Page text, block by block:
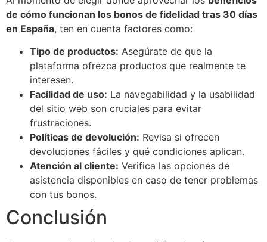
de cómo funcionan los bonos de fidelidad tras 30 días
en España, ten en cuenta factores como:
Tipo de productos: Asegúrate de que la
plataforma ofrezca productos que realmente te
interesen.
Facilidad de uso: La navegabilidad y la usabilidad
del sitio web son cruciales para evitar
frustraciones.
Políticas de devolución: Revisa si ofrecen
devoluciones fáciles y qué condiciones aplican.
Atención al cliente: Verifica las opciones de
asistencia disponibles en caso de tener problemas
con tus bonos.
Conclusión